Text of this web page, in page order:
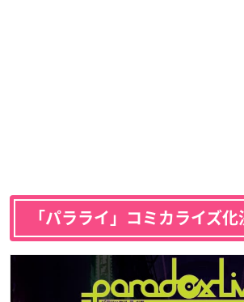
「パラライ」コミカライズ化